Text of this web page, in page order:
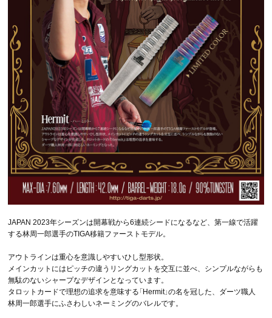
JAPAN 2023年シーズンは開幕戦から6連続シードになるなど、第一線で活躍
する林周一郎選手のTIGA移籍ファーストモデル。
アウトラインは重心を意識しやすいひし型形状。
メインカットにはピッチの違うリングカットを交互に並べ、シンプルながらも
無駄のないシャープなデザインとなっています。
タロットカードで理想の追求を意味する「Hermit」の名を冠した、ダーツ職人
林周一郎選手にふさわしいネーミングのバレルです。